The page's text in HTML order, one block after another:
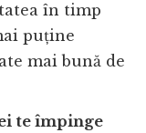
în timp
puține
mai bună de
te împinge